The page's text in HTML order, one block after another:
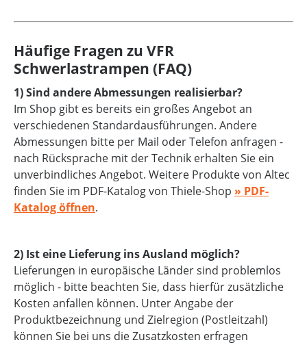
Häufige Fragen zu VFR
Schwerlastrampen (FAQ)
1) Sind andere Abmessungen realisierbar?
Im Shop gibt es bereits ein großes Angebot an
verschiedenen Standardausführungen. Andere
Abmessungen bitte per Mail oder Telefon anfragen -
nach Rücksprache mit der Technik erhalten Sie ein
unverbindliches Angebot. Weitere Produkte von Altec
finden Sie im PDF-Katalog von Thiele-Shop » PDF-
Katalog öffnen.
2) Ist eine Lieferung ins Ausland möglich?
Lieferungen in europäische Länder sind problemlos
möglich - bitte beachten Sie, dass hierfür zusätzliche
Kosten anfallen können. Unter Angabe der
Produktbezeichnung und Zielregion (Postleitzahl)
können Sie bei uns die Zusatzkosten erfragen